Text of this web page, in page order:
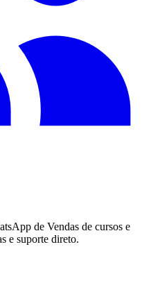
de Vendas de cursos e
e suporte direto.